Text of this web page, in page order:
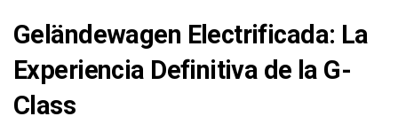
Geländewagen Electrificada: La
Experiencia Definitiva de la G-
Class